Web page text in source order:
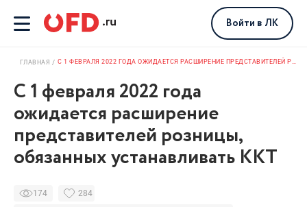
Войти в ЛК
ГЛАВНАЯ С 1 ФЕВРАЛЯ 2022 ГОДА ОЖИДАЕТСЯ РАСШИРЕНИЕ ПРЕДСТАВИТЕЛЕЙ РОЗНИЦЫ, ОБЯЗАННЫХ УСТАНАВЛИВАТЬ ККТ
С 1 февраля 2022 года
ожидается расширение
представителей розницы,
обязанных устанавливать ККТ
174
284